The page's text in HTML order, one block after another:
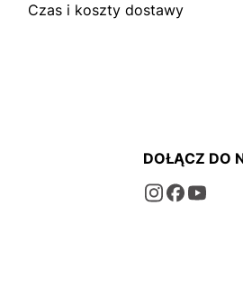
Czas i koszty dostawy
DOŁĄCZ DO